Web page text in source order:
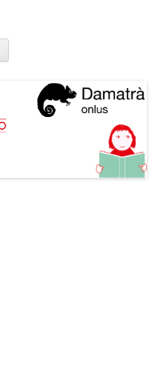
Vai
contenuto